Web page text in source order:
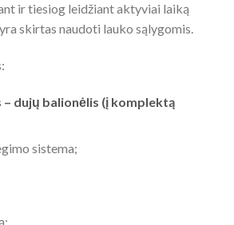
ir tiesiog leidžiant aktyviai laiką
skirtas naudoti lauko sąlygomis.
dujų balionėlis (į komplektą
sistema;